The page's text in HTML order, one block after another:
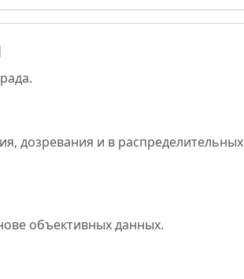
дозревания и в распределительных
объективных данных.